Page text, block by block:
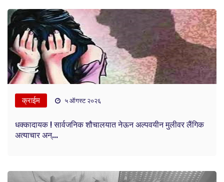
क्राईम ५ ऑगस्ट २०२६
धक्कादायक ! सार्वजनिक शौचालयात नेऊन अल्पवयीन मुलीवर लैंगिक
अत्याचार अन्...